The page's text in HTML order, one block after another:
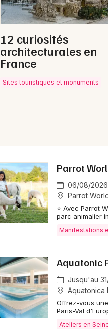
12 curiosités
architecturales en
France
Sites touristiques et monuments
Parrot
06/08/
Parrot
⭐ Avec Parrot
parc animalier
Manifestations
Aquatonic
Jusqu'au
Aquatonica
Offrez-vous
Paris-Val
Ateliers en